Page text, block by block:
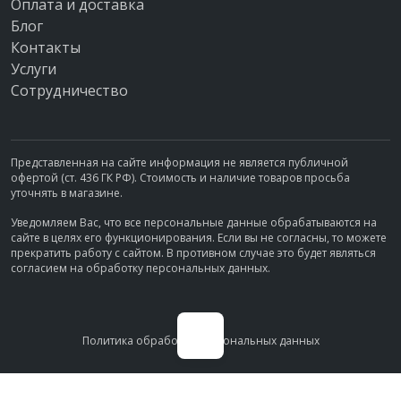
8 (495) 134-66-55.
Оплата и доставка
Блог
Контакты
Услуги
Сотрудничество
Представленная на сайте информация не является публичной
офертой (ст. 436 ГК РФ). Стоимость и наличие товаров просьба
уточнять в магазине.
Уведомляем Вас, что все персональные данные обрабатываются на
сайте в целях его функционирования. Если вы не согласны, то можете
прекратить работу с сайтом. В противном случае это будет являться
согласием на обработку персональных данных.
Политика обработки персональных данных